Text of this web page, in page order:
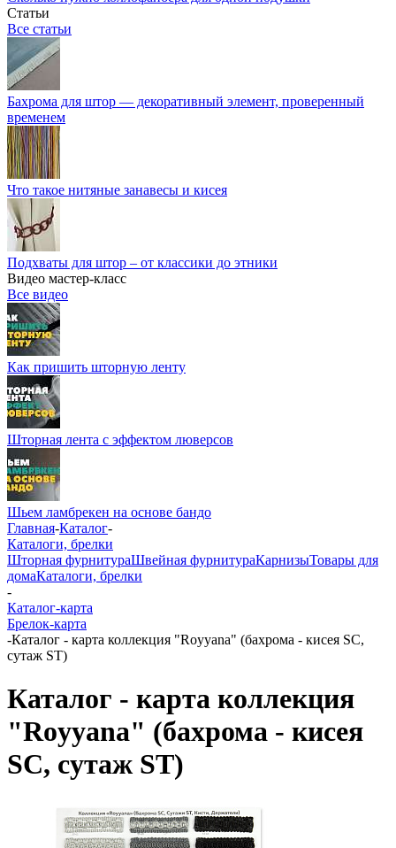
Статьи
Все статьи
Бахрома для штор — декоративный элемент, проверенный
временем
Что такое нитяные занавесы и кисея
Подхваты для штор – от классики до этники
Видео мастер-класс
Все видео
Как пришить шторную ленту
Шторная лента с эффектом люверсов
Шьем ламбрекен на основе бандо
Главная-Каталог-
Каталоги, брелки
Шторная фурнитураШвейная фурнитураКарнизыТовары для
домаКаталоги, брелки
-
Каталог-карта
Брелок-карта
-Каталог - карта коллекция "Royyana" (бахрома - кисея SC,
сутаж ST)
Каталог - карта коллекция
"Royyana" (бахрома - кисея
SC, сутаж ST)